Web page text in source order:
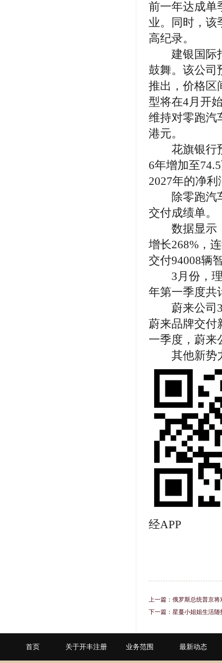
前一年达成单
业。同时，该
高纪录。
建银国际指
鼓舞。该公司
推出，价格区
型将在4月开
维持对零跑汽
港元。
花旗银行预
6年增加至
2027年的净
除零跑汽车
交付成绩单。
数据显示，
增长268%，
交付94008辆
3月份，理
年第一季度共
蔚来公司3
蔚来品牌交付
一季度，蔚来
其他新势力
经APP
上一篇： 俄罗斯总统普京
下一篇： 星蔓小姐姐生活随
首页 关于开丰注册 业务范围 最新动态